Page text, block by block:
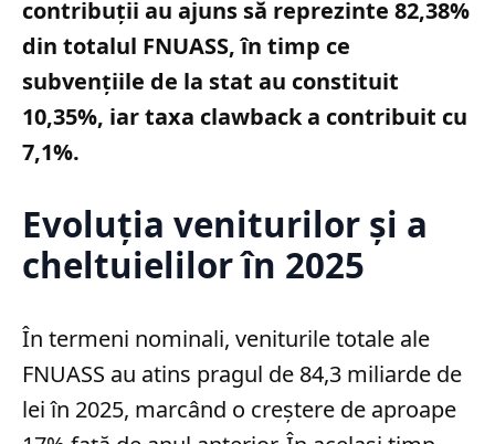
contribuții au ajuns să reprezinte 82,38%
din totalul FNUASS, în timp ce
subvențiile de la stat au constituit
10,35%, iar taxa clawback a contribuit cu
7,1%.
Evoluția veniturilor și a
cheltuielilor în 2025
În termeni nominali, veniturile totale ale
FNUASS au atins pragul de 84,3 miliarde de
lei în 2025, marcând o creștere de aproape